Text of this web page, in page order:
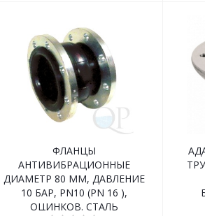
ФЛАНЦЫ
АНТИВИБРАЦИОННЫЕ
ДИАМЕТР 80 ММ, ДАВЛЕНИЕ
10 БАР, PN10 (PN 16 ),
ОЦИНКОВ. СТАЛЬ